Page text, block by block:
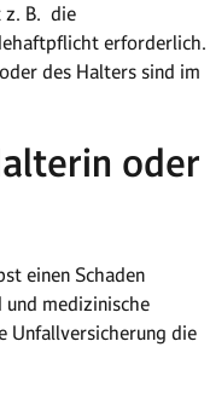
z. B. die
erforderlich.
des Halters sind im
oder
einen Schaden
medizinische
Unfallversicherung die